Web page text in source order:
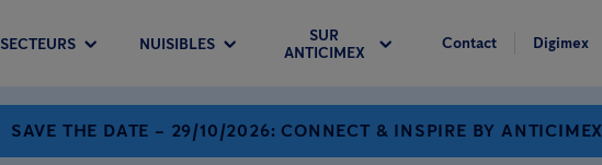
SECTEURS NUISIBLES
SUR
ANTICIMEX
Contact Digimex
SAVE THE DATE – 29/10/2026: CONNECT & INSPIRE BY ANTICIMEX